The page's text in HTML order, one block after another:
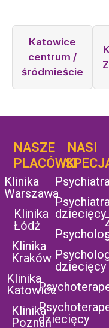
Katowice
centrum /
śródmieście
NASZE
PLACÓWKI
Klinika
Warszawa
Klinika
Łódź
Klinika
Kraków
Klinika
Katowice
Klinika
Poznań
NASI
dziecięcy
dziecięcy
dziecięcy